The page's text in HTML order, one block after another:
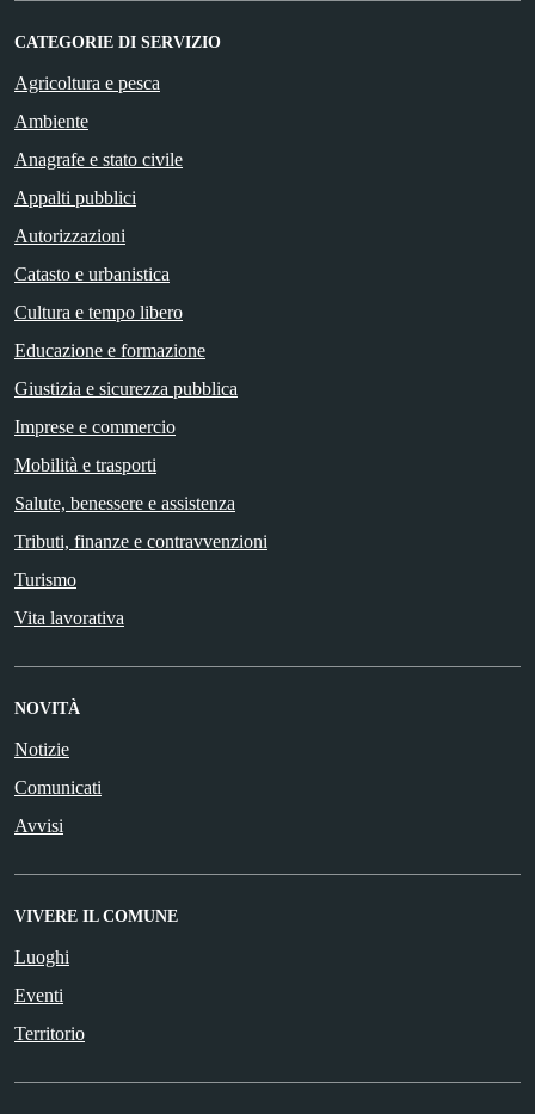
CATEGORIE DI SERVIZIO
Agricoltura e pesca
Ambiente
Anagrafe e stato civile
Appalti pubblici
Autorizzazioni
Catasto e urbanistica
Cultura e tempo libero
Educazione e formazione
Giustizia e sicurezza pubblica
Imprese e commercio
Mobilità e trasporti
Salute, benessere e assistenza
Tributi, finanze e contravvenzioni
Turismo
Vita lavorativa
NOVITÀ
Notizie
Comunicati
Avvisi
VIVERE IL COMUNE
Luoghi
Eventi
Territorio